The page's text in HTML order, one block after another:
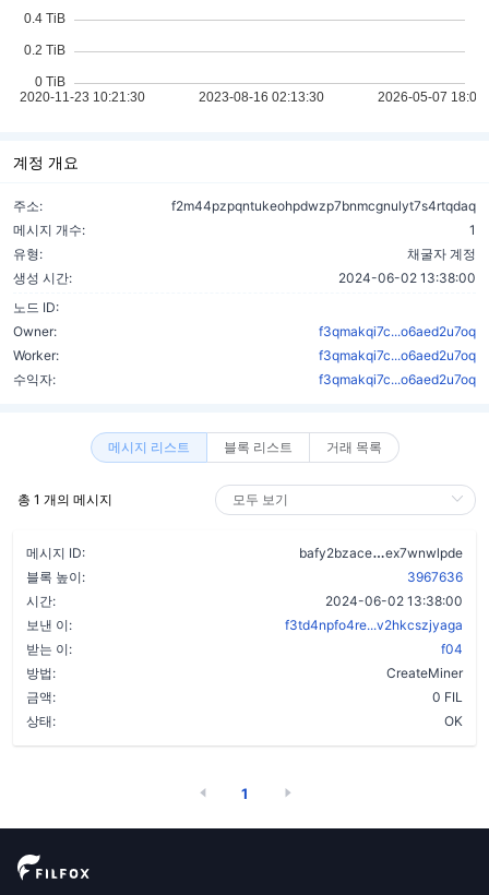
계정 개요
주소:
f2m44pzpqntukeohpdwzp7bnmcgnulyt7s4rtqdaq
메시지 개수:
1
유형:
채굴자 계정
생성 시간:
2024-06-02 13:38:00
노드 ID:
Owner:
f3qmakqi7c...o6aed2u7oq
Worker:
f3qmakqi7c...o6aed2u7oq
수익자:
f3qmakqi7c...o6aed2u7oq
메시지 리스트 블록 리스트 거래 목록
총 1 개의 메시지
메시지 ID: bafy2bzace
ex7wnwlpde
블록 높이:
3967636
시간:
2024-06-02 13:38:00
보낸 이:
f3td4npfo4re...v2hkcszjyaga
받는 이:
f04
방법:
CreateMiner
금액:
0 FIL
상태:
OK
1